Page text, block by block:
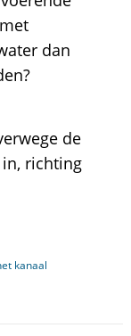
dan
de
richting
kanaal